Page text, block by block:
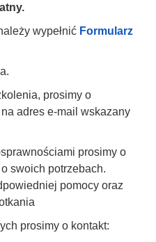
wypełnić Formularz
prosimy o
adres e-mail wskazany
prosimy o
swoich potrzebach.
pomocy oraz
prosimy o kontakt: